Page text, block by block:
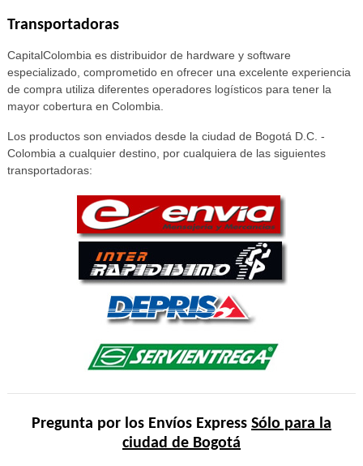
Transportadoras
CapitalColombia es distribuidor de hardware y software
especializado, comprometido en ofrecer una excelente experiencia
de compra utiliza diferentes operadores logísticos para tener la
mayor cobertura en Colombia.
Los productos son enviados desde la ciudad de Bogotá D.C. -
Colombia a cualquier destino, por cualquiera de las siguientes
transportadoras:
Pregunta por los Envíos Express Sólo para la
ciudad de Bogotá